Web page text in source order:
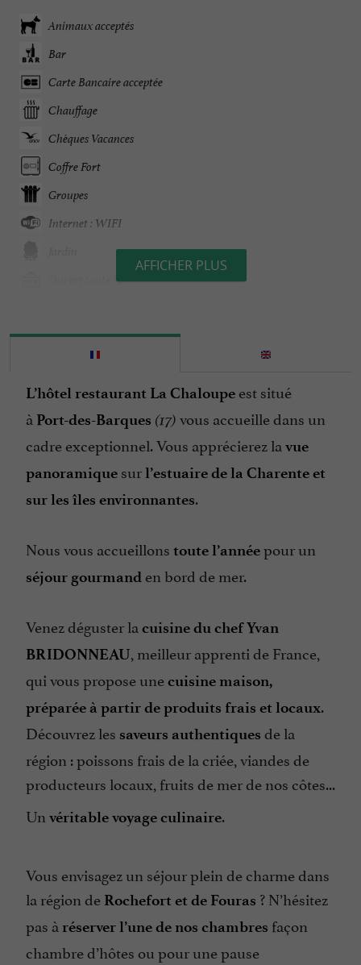
Animaux acceptés
Bar
Carte Bancaire acceptée
Chauffage
Chèques Vacances
Coffre Fort
Groupes
Internet : WIFI
Ouvert toute l'année
Parle anglais
Restaurant
Salle de Séminaire
Terrasse
Tickets Restaurant
Télévision : oui
Vue sur la mer
AFFICHER PLUS
L’hôtel restaurant La Chaloupe est situé
à Port-des-Barques (17) vous accueille dans un
cadre exceptionnel. Vous apprécierez la vue
panoramique surl’estuaire de la Charente et
sur les îles environnantes.
Nous vous accueillons toute l’annéepour un
séjour gourmand en bord de mer.
Venez déguster la cuisine du chef Yvan
BRIDONNEAU , meilleur apprenti de France,
qui vous propose unecuisine maison,
préparée à partir de produits frais et locaux.
Découvrez les saveurs authentiques de la
région : poissons frais de la criée, viandes de
producteurs locaux, fruits de mer de nos côtes...
Un véritable voyage culinaire.
Vous envisagez un séjour plein de charme dans
la région de Rochefort et de Fouras ? N’hésitez
pas à réserver l’une de nos chambres façon
chambre d’hôtes ou pour une pause